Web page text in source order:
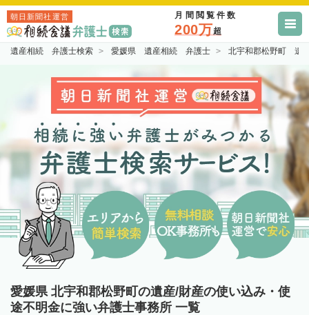
朝日新聞社運営 月間閲覧件数
200万超
遺産相続 弁護士検索 愛媛県 遺産相続 弁護士 北宇和郡松野町 遺
愛媛県 北宇和郡松野町の遺産/財産の使い込み・使
途不明金に強い弁護士事務所 一覧